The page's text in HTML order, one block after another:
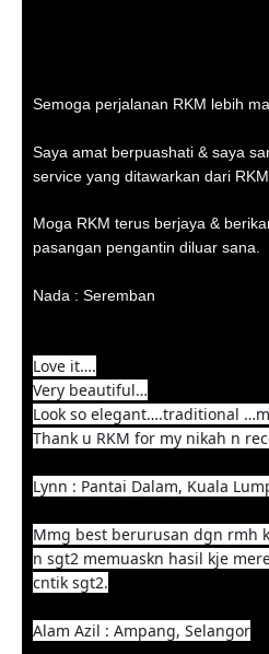
Semoga perjalanan RKM lebih
Saya amat berpuashati & saya
service yang ditawarkan dari RKM.
Moga RKM terus berjaya &
pasangan pengantin diluar sana.
Nada : Seremban
Love it….
Very beautiful…
Look so elegant….traditional
Thank u RKM for my nikah n
Lynn : Pantai Dalam, Kuala
Mmg best berurusan dgn rmh
n sgt2 memuaskn hasil kje
cntik sgt2.
Alam Azil : Ampang, Selangor